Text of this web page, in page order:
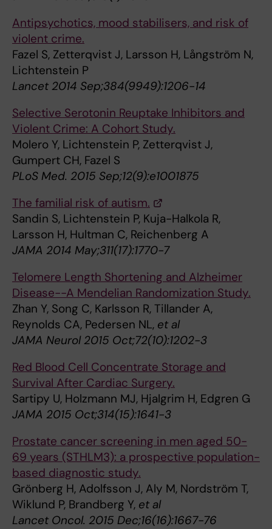
Antipsychotics, mood stabilisers, and risk of
violent crime.
Fazel S, Zetterqvist J, Larsson H, Långström N,
Lichtenstein P
Lancet 2014 Sep;384(9949):1206-14
Selective Serotonin Reuptake Inhibitors and
Violent Crime: A Cohort Study.
Molero Y, Lichtenstein P, Zetterqvist J,
Gumpert CH, Fazel S
PLoS Med. 2015 Sep;12(9):e1001875
The familial risk of autism.
Sandin S, Lichtenstein P, Kuja-Halkola R,
Larsson H, Hultman C, Reichenberg A
JAMA 2014 May;311(17):1770-7
Telomere Length Shortening and Alzheimer
Disease--A Mendelian Randomization Study.
Zhan Y, Song C, Karlsson R, Tillander A,
Reynolds CA, Pedersen NL, et al
JAMA Neurol 2015 Oct;72(10):1202-3
Red Blood Cell Concentrate Storage and
Survival After Cardiac Surgery.
Sartipy U, Holzmann MJ, Hjalgrim H, Edgren G
JAMA 2015 Oct;314(15):1641-3
Prostate cancer screening in men aged 50-
69 years (STHLM3): a prospective population-
based diagnostic study.
Grönberg H, Adolfsson J, Aly M, Nordström T,
Wiklund P, Brandberg Y, et al
Lancet Oncol. 2015 Dec;16(16):1667-76